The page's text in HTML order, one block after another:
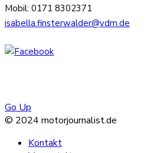
Mobil: 0171 8302371
isabella.finsterwalder@vdm.de
Go Up
© 2024 motorjournalist.de
Kontakt